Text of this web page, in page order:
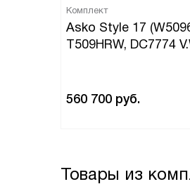
Комплект
Asko Style 17
T509HRW, DC7774
560 700 руб.
Товары из